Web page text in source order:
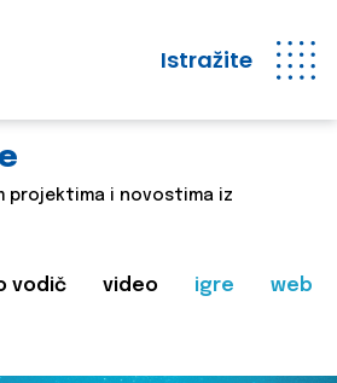
Istražite
projektima i novostima iz
vodič video igre web